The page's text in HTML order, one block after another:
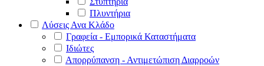
Πλυντήρια
Λύσεις Ανα Κλάδο
Γραφεία - Εμπορικά Καταστήματα
Ιδιώτες
Απορρύπανση - Αντιμετώπιση Διαρροών